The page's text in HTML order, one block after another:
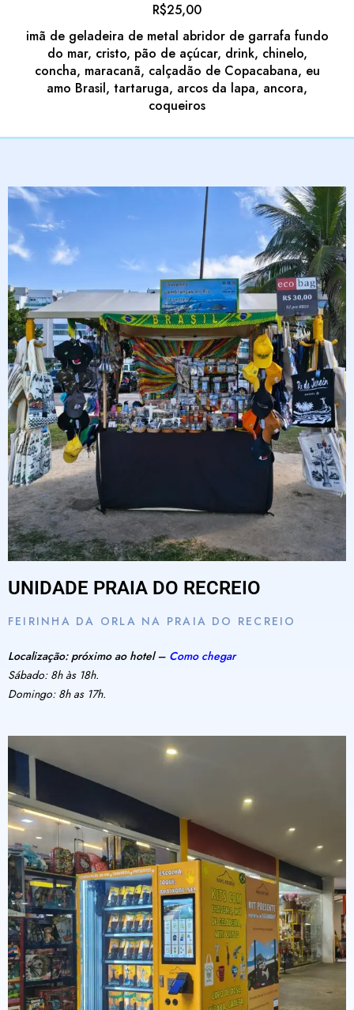
imã de geladeira de metal abridor de garrafa fundo
do mar, cristo, pão de açúcar, drink, chinelo,
concha, maracanã, calçadão de Copacabana, eu
amo Brasil, tartaruga, arcos da lapa, ancora,
coqueiros
R$25,00
UNIDADE PRAIA DO RECREIO
FEIRINHA DA ORLA NA PRAIA DO RECREIO
Localização: próximo ao hotel – Como chegar
Sábado: 8h às 18h.
Domingo: 8h as 17h.